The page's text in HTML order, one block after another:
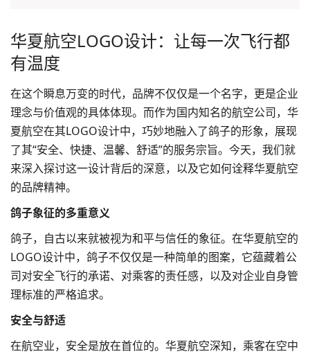
华夏航空LOGO设计：让每一次飞行都
有温度
在这个瞬息万变的时代，品牌不仅仅是一个名字，更是企业
理念与价值观的具体体现。而作为国内知名的航空公司，华
夏航空在其LOGO设计中，巧妙地融入了鸽子的形象，展现
了其“安全、快捷、温馨、舒适”的服务宗旨。今天，我们就
来深入探讨这一设计背后的深意，以及它如何诠释华夏航空
的品牌精神。
鸽子象征的多重意义
鸽子，自古以来就被视为和平与信任的象征。在华夏航空的
LOGO设计中，鸽子不仅仅是一种简单的图案，它蕴藏着公
司对安全飞行的承诺、对乘客的责任感，以及对企业自身管
理标准的严格追求。
安全与舒适
在航空业，安全是放在首位的。华夏航空深知，乘客在空中